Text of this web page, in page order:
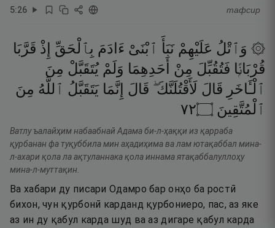
5:26 тафсир
۞ وَٱتْلُ عَلَيْهِمْ نَبَأَ ٱبْنَىْ ءَادَمَ بِٱلْحَقِّ إِذْ قَرَّبَا
قُرْبَانًۭا فَتُقُبِّلَ مِنْ أَحَدِهِمَا وَلَمْ يُتَقَبَّلْ مِنَ
ٱلْـَٔاخَرِ قَالَ لَأَقْتُلَنَّكَ ۖ قَالَ إِنَّمَا يَتَقَبَّلُ ٱللَّهُ مِنَ
ٱلْمُتَّقِينَ ۝٢٧
Ватлу ъалайҳим набаабнай Адама би-л-ҳаққи из қарраба
қурбанан фа туқуббила мин аҳадиҳима ва лам ютақаббал мина-
л-ахари қола ла ақтуланнака қола иннама ятақаббалуллоҳу
мина-л-муттақин.
Ва хабари ду писари Одамро бар онҳо ба ростӣ
бихон, чун қурбонӣ карданд қурбониеро, пас, аз яке
аз ин ду қабул карда шуд ва аз дигаре қабул карда